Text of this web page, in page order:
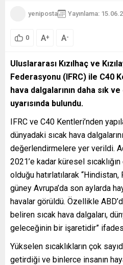
yeniposta Yayınlama:
0 A+ A-
Uluslararası Kızılhaç ve
Federasyonu (IFRC) ile C40
hava dalgalarının daha sık
uyarısında bulundu.
IFRC ve C40 Kentleri’nden
dünyadaki sıcak hava
değerlendirmelere yer verildi.
2021’e kadar küresel
olduğu hatırlatılarak
güney Avrupa’da son aylarda
havalar görüldü. Özellikle
beliren sıcak hava dalgaları,
geleceğinin bir işaretidir”
Yükselen sıcaklıkların çok
getirdiği ve binlerce insanın